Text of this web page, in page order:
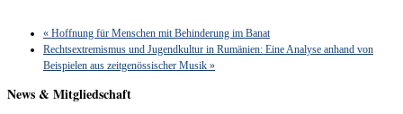
« Hoffnung für Menschen mit Behinderung im Banat
Rechtsextremismus und Jugendkultur in Rumänien: Eine Analyse anhand von
Beispielen aus zeitgenössischer Musik »
News & Mitgliedschaft